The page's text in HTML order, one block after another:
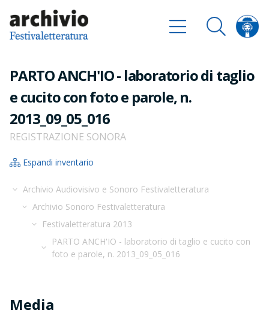
PARTO ANCH'IO - laboratorio di taglio
e cucito con foto e parole, n.
2013_09_05_016
REGISTRAZIONE SONORA
Espandi inventario
Archivio Audiovisivo e Sonoro Festivaletteratura
Archivio Sonoro Festivaletteratura
Festivaletteratura 2013
PARTO ANCH'IO - laboratorio di taglio e cucito con
foto e parole, n. 2013_09_05_016
Media